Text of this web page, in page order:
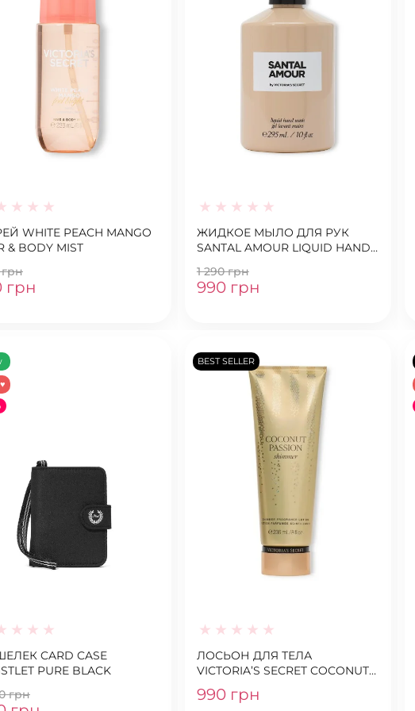
WHITE PEACH MANGO
& BODY MIST
грн
ЖИДКОЕ МЫЛО ДЛЯ РУК
SANTAL AMOUR LIQUID HAND
1 290 грн
990 грн
CARD CASE
PURE BLACK
грн
BEST SELLER
ЛОСЬОН ДЛЯ ТЕЛА
VICTORIA’S SECRET COCONUT
PASSION SHIMMER
990 грн